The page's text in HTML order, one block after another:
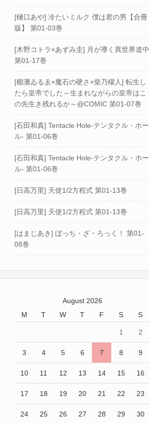
[樋口あや] 冷たいミルク 僕は君の男【合冊
版】 第01-03巻
[木野コトラ×あずみ圭] 月が導く異世界道中
第01-17巻
[櫛灘ゐるゑ×魔石の硬さ×柴乃櫂人] 転生し
たら皇帝でした～生まれながらの皇帝はこ
の先生き残れるか～@COMIC 第01-07巻
[石田和真] Tentacle Hole-テンタクル・ホー
ル- 第01-06巻
[石田和真] Tentacle Hole-テンタクル・ホー
ル- 第01-06巻
[日高万里] 天使1/2方程式 第01-13巻
[日高万里] 天使1/2方程式 第01-13巻
[はまじあき] ぼっち・ざ・ろっく！ 第01-
08巻
August 2026
M
T W T F S S
1 2
3 4 5 6 7 8 9
10 11 12 13 14 15 16
17 18 19 20 21 22 23
24 25 26 27 28 29 30